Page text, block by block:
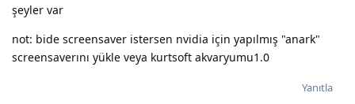
şeyler var
not: bide screensaver istersen nvidia için yapılmış "anark"
screensaverını yükle veya kurtsoft akvaryumu1.0
Yanıtla